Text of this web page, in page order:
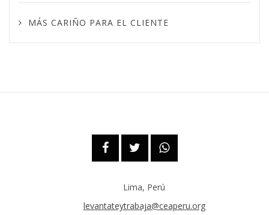
MÁS CARIÑO PARA EL CLIENTE
Lima, Perú
levantateytrabaja@ceaperu.org